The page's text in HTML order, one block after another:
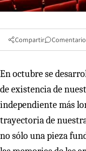
Compartir
En octubre se
de existencia de
independiente más
trayectoria de
no sólo una pieza